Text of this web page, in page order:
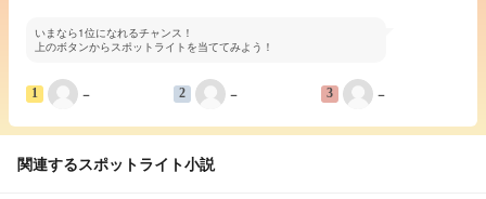
いまなら1位になれるチャンス！
上のボタンからスポットライトを当ててみよう！
1 − 2 − 3 −
関連するスポットライト小説